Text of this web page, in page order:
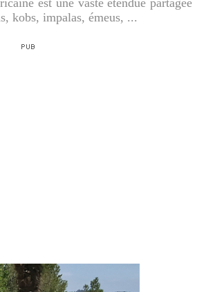
est une vaste étendue partagée
kobs, impalas, émeus, ...